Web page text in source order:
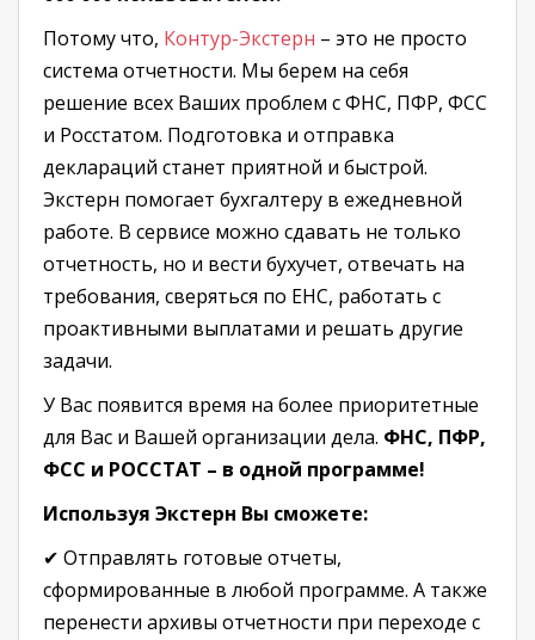
Потому что, Контур-Экстерн – это не просто
система отчетности. Мы берем на себя
решение всех Ваших проблем с ФНС, ПФР, ФСС
и Росстатом. Подготовка и отправка
деклараций станет приятной и быстрой.
Экстерн помогает бухгалтеру в ежедневной
работе. В сервисе можно сдавать не только
отчетность, но и вести бухучет, отвечать на
требования, сверяться по ЕНС, работать с
проактивными выплатами и решать другие
задачи.
У Вас появится время на более приоритетные
для Вас и Вашей организации дела. ФНС, ПФР,
ФСС и РОССТАТ – в одной программе!
Используя Экстерн Вы сможете:
✔ Отправлять готовые отчеты,
сформированные в любой программе. А также
перенести архивы отчетности при переходе с